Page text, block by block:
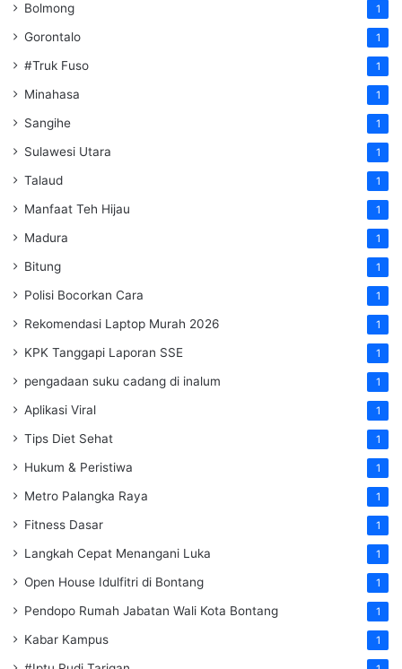
Bolmong 1
Gorontalo 1
#Truk Fuso 1
Minahasa 1
Sangihe 1
Sulawesi Utara 1
Talaud 1
Manfaat Teh Hijau 1
Madura 1
Bitung 1
Polisi Bocorkan Cara 1
Rekomendasi Laptop Murah 2026 1
KPK Tanggapi Laporan SSE 1
pengadaan suku cadang di inalum 1
Aplikasi Viral 1
Tips Diet Sehat 1
Hukum & Peristiwa 1
Metro Palangka Raya 1
Fitness Dasar 1
Langkah Cepat Menangani Luka 1
Open House Idulfitri di Bontang 1
Pendopo Rumah Jabatan Wali Kota Bontang 1
Kabar Kampus 1